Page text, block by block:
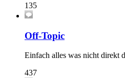
135
Off-Topic
Einfach alles was nicht direkt
437